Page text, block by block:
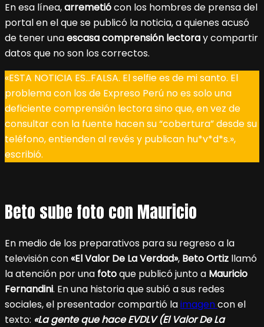
En esa línea,arremetiócon los hombres de prensa del
portal en el que se publicó la noticia, a quienes acusó
de tener unaescasa comprensión lectoray compartir
datos que no son los correctos.
«ESTA NOTICIA ES…FALSA. El selfie es de mi santo. El
problema con los de Expreso Perú no es solo una
deficiente comprensión lectora sino que, en vez de
consultar con la fuente hacen su “cobertura” desde su
teléfono, entienden al revés y publican hu*v*d*s.»,
escribió.
Beto sube foto con Mauricio
En medio de los preparativos para su regreso a la
televisión con«El Valor De La Verdad», Beto Ortiz llamó
la atención por una fotoque publicó junto a Mauricio
Fernandini. En una historia que subió a sus redes
sociales, el presentador compartió laimagencon el
texto: «La gente que hace EVDLV (El Valor De La